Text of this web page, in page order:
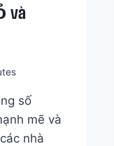
và
số
mẽ và
nhà